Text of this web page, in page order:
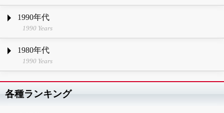
1990年代
1990 Years
1980年代
1990 Years
各種ランキング